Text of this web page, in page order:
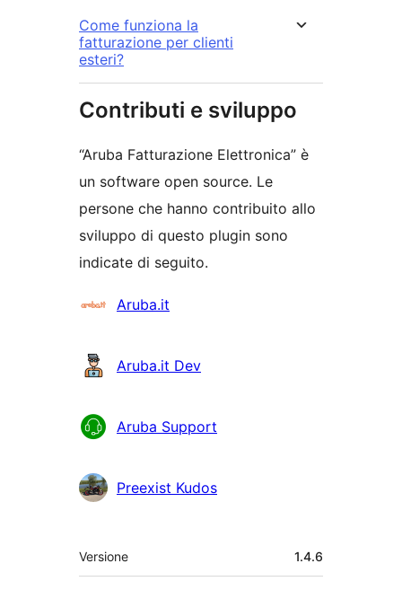
Come funziona la
fatturazione per clienti
esteri?
Contributi e sviluppo
“Aruba Fatturazione Elettronica” è
un software open source. Le
persone che hanno contribuito allo
sviluppo di questo plugin sono
indicate di seguito.
Collaboratori
Aruba.it
Aruba.it Dev
Aruba Support
Preexist Kudos
Meta
Versione 1.4.6